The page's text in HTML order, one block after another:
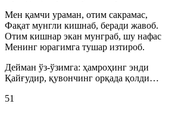
Мен қамчи ураман, отим сакрамас,
Фақат мунгли кишнаб, беради жавоб.
Отим кишнар экан мунграб, шу нафас
Менинг юрагимга тушар изтироб.
Дейман ўз-ўзимга: ҳамроҳинг энди
Қайғудир, қувончинг орқада қолди…
51